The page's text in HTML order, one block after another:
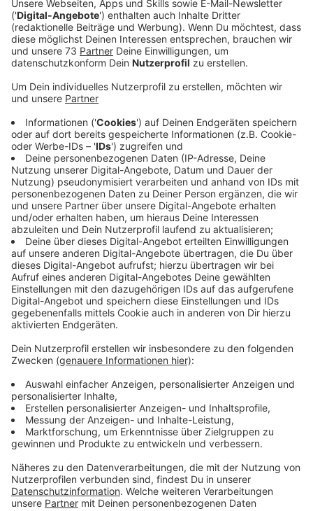
Warum es so gut tut, Dinge endlich zu
erledigen
Anzeige
erledigt sein sollte, aber immer wieder aufgeschoben
wird. Oft sind es Kleinigkeiten, die in wenigen Minuten
erledigt wären – trotzdem fehlt manchmal die
Motivation oder es kommt einfach immer wieder
etwas dazwischen. Das kann die Steuererklärung sein,
das Streichen einer Wand, das Putzen der Schuhe oder
das Sortieren von Unterlagen.
Das Gefühl, eine solche Aufgabe endlich abzuhaken,
ist dafür umso schöner. Viele berichten, dass sie sich
danach befreit und erleichtert fühlen – ganz egal, ob
die Aufgabe auf einem Zettel, im Handy oder einfach
nur im Kopf stand. Psychologen erklären: Wenn wir
etwas erledigen, das uns schon länger beschäftigt,
setzt unser Gehirn Glückshormone frei. Das motiviert
und sorgt für ein gutes Gefühl.
Wir möchten von euch wissen: Was steht schon länger
auf eurer To-Do-Liste und wartet darauf, endlich
erledigt zu werden? Erzählt uns eure Geschichten –
Anzeige